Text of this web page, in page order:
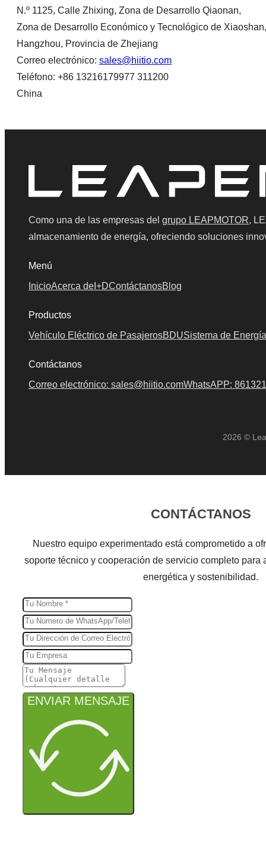
N.º 1125, Calle Zhixing, Zona de Desarrollo Qiaonan,
Zona de Desarrollo Económico y Tecnológico de Xiaoshan,
Hangzhou, Provincia de Zhejiang
Correo electrónico: sales@hiitio.com
Teléfono: +86 13216179977 311200
China
Como una de las empresas del grupo LEAPMOTOR,
almacenamiento de energía, ofreciendo soluciones
Menú
InicioAcerca de I+DContáctanosBlog
Productos
Vehículo Eléctrico de PasajerosBDUSistema de
Contáctanos
Correo electrónico: sales@hiitio.comWhatsAPP:
2026 ©
CONTÁCTANOS
Nuestro equipo experimentado está comprometido a
soporte técnico y cooperación de servicio completo para
energética y sostenibilidad.
ENVIAR MENSAJE